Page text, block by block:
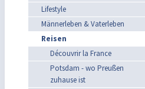
Lifestyle
Männerleben & Vaterleben
Reisen
Découvrir la France
Potsdam - wo Preußen
zuhause ist